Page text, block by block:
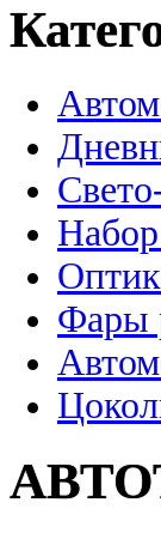
Фары